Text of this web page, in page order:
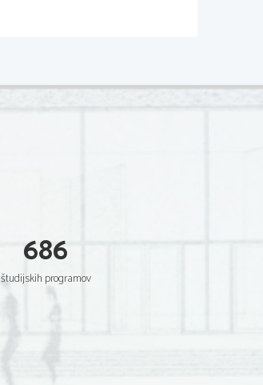
686
študijskih programov